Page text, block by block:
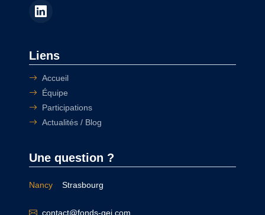
Liens
Accueil
Équipe
Participations
Actualités / Blog
Une question ?
Nancy Strasbourg
contact@fonds-gei.com